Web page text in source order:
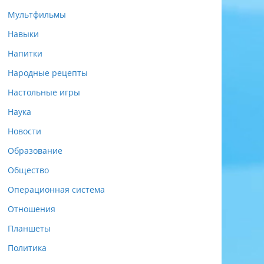
Мультфильмы
Навыки
Напитки
Народные рецепты
Настольные игры
Наука
Новости
Образование
Общество
Операционная система
Отношения
Планшеты
Политика